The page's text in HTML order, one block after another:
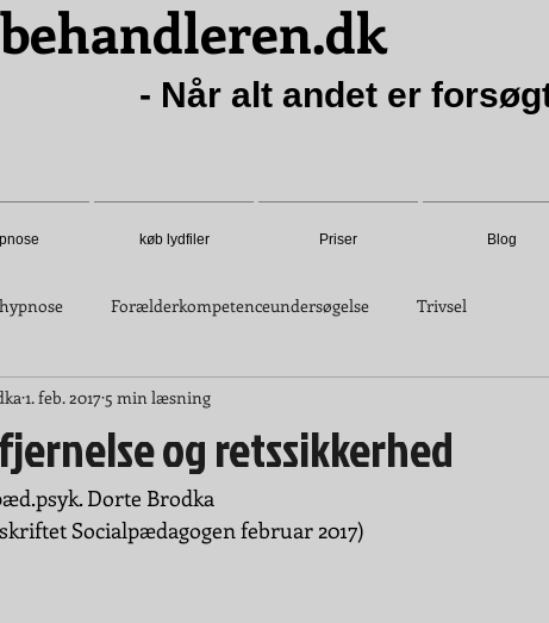
- Når alt andet er
køb lydfiler Priser Blog
hypnose Forælderkompetenceundersøgelse Trivsel
og retssikkerhed
1. feb. 2017 5 min læsning
Dorte Brodka
Socialpædagogen februar 2017)